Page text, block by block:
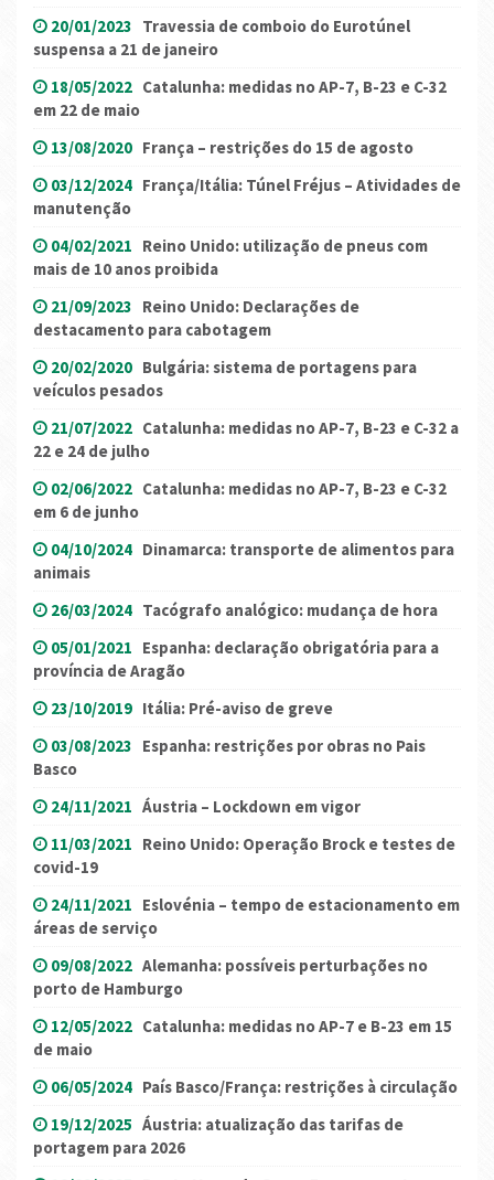
20/01/2023 Travessia de comboio do Eurotúnel
suspensa a 21 de janeiro
18/05/2022 Catalunha: medidas no AP-7, B-23 e C-32
em 22 de maio
13/08/2020 França – restrições do 15 de agosto
03/12/2024 França/Itália: Túnel Fréjus – Atividades de
manutenção
04/02/2021 Reino Unido: utilização de pneus com
mais de 10 anos proibida
21/09/2023 Reino Unido: Declarações de
destacamento para cabotagem
20/02/2020 Bulgária: sistema de portagens para
veículos pesados
21/07/2022 Catalunha: medidas no AP-7, B-23 e C-32 a
22 e 24 de julho
02/06/2022 Catalunha: medidas no AP-7, B-23 e C-32
em 6 de junho
04/10/2024 Dinamarca: transporte de alimentos para
animais
26/03/2024 Tacógrafo analógico: mudança de hora
05/01/2021 Espanha: declaração obrigatória para a
província de Aragão
23/10/2019 Itália: Pré-aviso de greve
03/08/2023 Espanha: restrições por obras no Pais
Basco
24/11/2021 Áustria – Lockdown em vigor
11/03/2021 Reino Unido: Operação Brock e testes de
covid-19
24/11/2021 Eslovénia – tempo de estacionamento em
áreas de serviço
09/08/2022 Alemanha: possíveis perturbações no
porto de Hamburgo
12/05/2022 Catalunha: medidas no AP-7 e B-23 em 15
de maio
06/05/2024 País Basco/França: restrições à circulação
19/12/2025 Áustria: atualização das tarifas de
portagem para 2026